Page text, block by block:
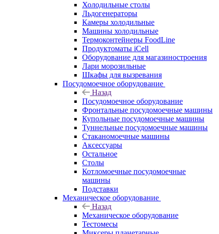
Холодильные столы
Льдогенераторы
Камеры холодильные
Машины холодильные
Термоконтейнеры FoodLine
Продуктоматы iCell
Оборудование для магазиностроения
Лари морозильные
Шкафы для вызревания
Посудомоечное оборудование
Назад
Посудомоечное оборудование
Фронтальные посудомоечные машины
Купольные посудомоечные машины
Туннельные посудомоечные машины
Стаканомоечные машины
Аксессуары
Остальное
Столы
Котломоечные посудомоечные
машины
Подставки
Механическое оборудование
Назад
Механическое оборудование
Тестомесы